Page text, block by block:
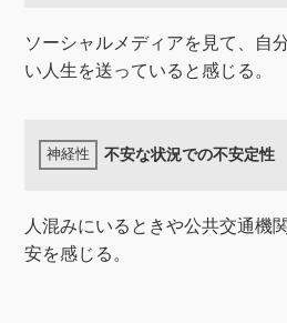
ソーシャルメディアを見て、自
い人生を送っていると感じる。
不安な状況での不安定性
人混みにいるときや公共交通機
安を感じる。